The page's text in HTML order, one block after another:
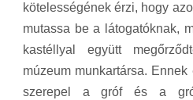
kötelességének érzi, hogy
mutassa be a látogatóknak,
kastéllyal együtt
múzeum munkartársa.
szerepel a gróf és a